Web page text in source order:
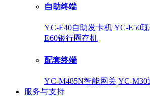
自助终端
YC-E40自助发卡机 YC-E50
E60银行圈存机
配套终端
YC-M485N智能网关 YC-M30
服务与支持